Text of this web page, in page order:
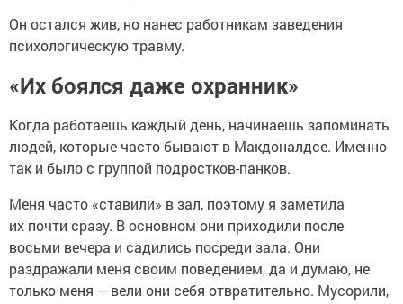
Он остался жив, но нанес работникам заведения
психологическую травму.
«Их боялся даже охранник»
Когда работаешь каждый день, начинаешь запоминать
людей, которые часто бывают в Макдоналдсе. Именно
так и было с группой подростков-панков.
Меня часто «ставили» в зал, поэтому я заметила
их почти сразу. В основном они приходили после
восьми вечера и садились посреди зала. Они
раздражали меня своим поведением, да и думаю, не
только меня – вели они себя отвратительно. Мусорили,